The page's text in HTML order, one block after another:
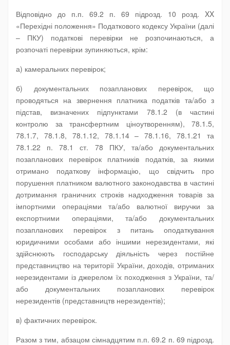
Відповідно до п.п. 69.2 п. 69 підрозд. 10 розд. XX
«Перехідні положення» Податкового кодексу України (далі
– ПКУ) податкові перевірки не розпочинаються, а
розпочаті перевірки зупиняються, крім:
а) камеральних перевірок;
б) документальних позапланових перевірок, що
проводяться на звернення платника податків та/або з
підстав, визначених підпунктами 78.1.2 (в частині
контролю за трансфертним ціноутворенням), 78.1.5,
78.1.7, 78.1.8, 78.1.12, 78.1.14 – 78.1.16, 78.1.21 та
78.1.22 п. 78.1 ст. 78 ПКУ, та/або документальних
позапланових перевірок платників податків, за якими
отримано податкову інформацію, що свідчить про
порушення платником валютного законодавства в частині
дотримання граничних строків надходження товарів за
імпортними операціями та/або валютної виручки за
експортними операціями, та/або документальних
позапланових перевірок з питань оподаткування
юридичними особами або іншими нерезидентами, які
здійснюють господарську діяльність через постійне
представництво на території України, доходів, отриманих
нерезидентами із джерелом їх походження з України, та/
або документальних позапланових перевірок
нерезидентів (представництв нерезидентів);
в) фактичних перевірок.
Разом з тим, абзацом сімнадцятим п.п. 69.2 п. 69 підрозд.